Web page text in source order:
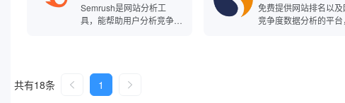
‌Semrush‌是网站分析工
具，能帮助用户分析竞争对
名的展示搜索关键词、付费
搜索关键词、外链建设等状
况。在网站分析调研中，‌S
免费提供网站排名以及
竞争度数据分析的平台
共有18条 1